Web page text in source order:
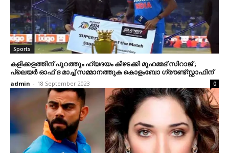
Sports
കളിക്കളത്തിന് പുറത്തും ഹ്യദയം കീഴടക്കി മുഹമ്മദ് സിറാജ് ;
പ്ലെയര്‍ ഓഫ് ദ മാച്ച് സമ്മാനത്തുക കൊളംബോ ഗ്രൗണ്ട്സ്റ്റാഫിന്
admin - 18 September 2023 0